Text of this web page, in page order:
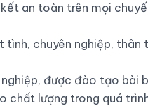
an toàn trên mọi
tình, chuyên nghiệp,
được đào tạo bài
chất lượng trong quá